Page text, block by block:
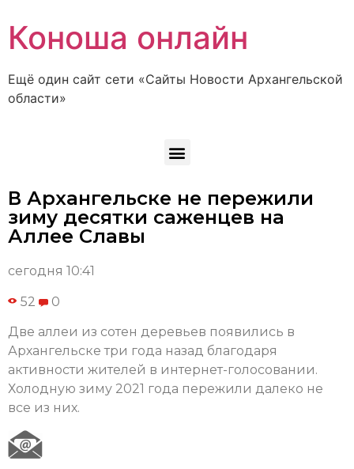
Коноша онлайн
Ещё один сайт сети «Сайты Новости Архангельской
области»
В Архангельске не пережили
зиму десятки саженцев на
Аллее Cлавы
сегодня 10:41
52 0
Две аллеи из сотен деревьев появились в
Архангельске три года назад благодаря
активности жителей в интернет-голосовании.
Холодную зиму 2021 года пережили далеко не
все из них.